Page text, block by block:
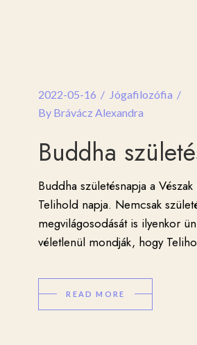
2022-05-16
Jógafilozófia
By Brávácz Alexandra
Buddha
Buddha születésnapja a
Telihold napja. Nemcsak
megvilágosodását is ilyenkor
véletlenül mondják, hogy
READ MORE